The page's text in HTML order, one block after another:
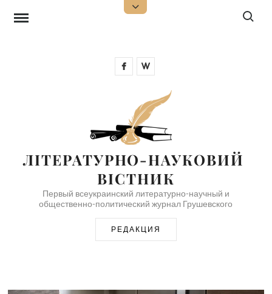
Открыть
Поиск:
FacebookWikipedia
ЛІТЕРАТУРНО-НАУКОВИЙ
ВІСТНИК
Первый всеукраинский литературно-научный и
общественно-политический журнал Грушевского
РЕДАКЦИЯ